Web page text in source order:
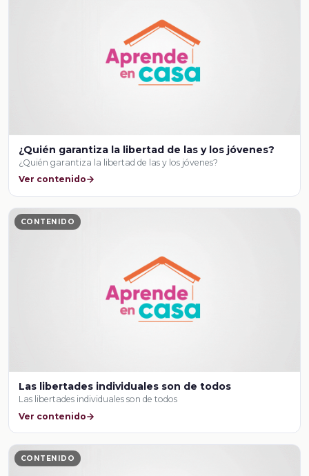
¿Quién garantiza la libertad de las y los jóvenes?
¿Quién garantiza la libertad de las y los jóvenes?
Ver contenido
CONTENIDO
Las libertades individuales son de todos
Las libertades individuales son de todos
Ver contenido
CONTENIDO